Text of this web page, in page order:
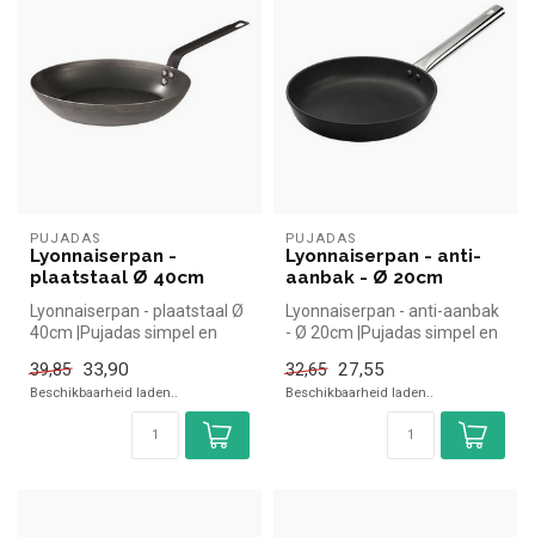
PUJADAS
Lyonnaiserpan -
plaatstaal Ø 40cm
Lyonnaiserpan - plaatstaal Ø
40cm |Pujadas simpel en
39,85
33,90
Beschikbaarheid laden..
PUJADAS
Lyonnaiserpan - anti-
aanbak - Ø 20cm
Lyonnaiserpan - anti-aanbak
- Ø 20cm |Pujadas simpel en
32,65 27,55
Beschikbaarheid laden..